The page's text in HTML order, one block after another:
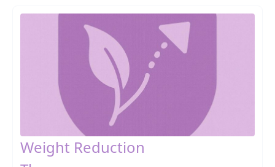
Weight Reduction